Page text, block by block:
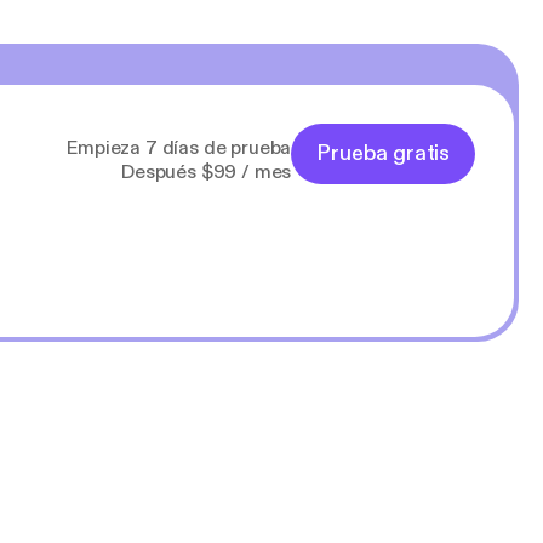
Empieza 7 días de prueba
Después $99 / mes
Prueba gratis